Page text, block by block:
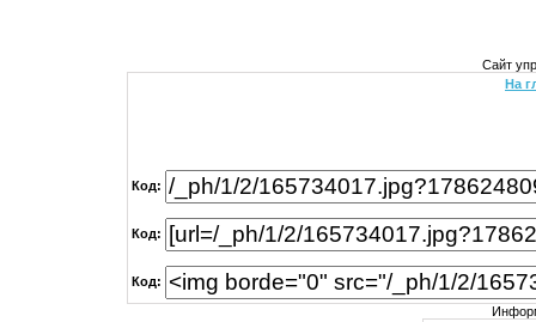
Сайт
На
Код:
Код:
Код: